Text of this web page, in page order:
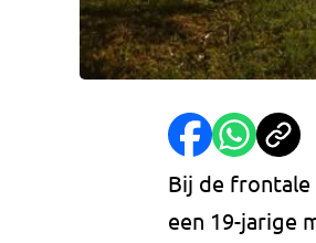
Bij de frontale
een 19-jarige